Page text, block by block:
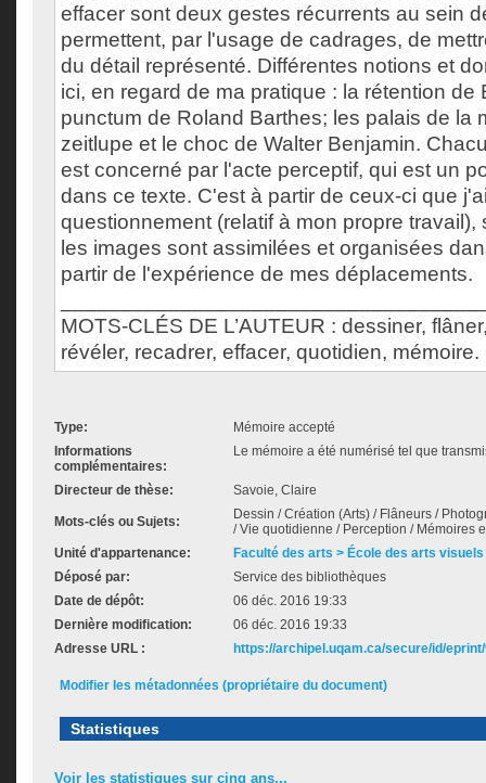
effacer sont deux gestes récurrents au sein
permettent, par l'usage de cadrages, de
du détail représenté. Différentes notions et
ici, en regard de ma pratique : la rétention de
punctum de Roland Barthes; les palais de la
zeitlupe et le choc de Walter Benjamin.
est concerné par l'acte perceptif, qui est un
dans ce texte. C'est à partir de ceux-ci que
questionnement (relatif à mon propre travail),
les images sont assimilées et organisées
partir de l'expérience de mes déplacements.
MOTS-CLÉS DE L’AUTEUR : dessiner,
révéler, recadrer, effacer, quotidien, mémoire.
Type:
Mémoire accepté
Informations
complémentaires:
Le mémoire a été numérisé tel que
Directeur de thèse: Savoie, Claire
Mots-clés ou Sujets:
Dessin / Création (Arts) / Flâneurs /
/ Vie quotidienne / Perception / Mémoires
Unité d'appartenance:
Faculté des arts > École des arts
Déposé par:
Service des bibliothèques
Date de dépôt:
06 déc. 2016 19:33
Dernière modification:
06 déc. 2016 19:33
Adresse URL :
https://archipel.uqam.ca/secure/id/
Modifier les métadonnées (propriétaire du document)
Statistiques
Voir les statistiques sur cinq ans...